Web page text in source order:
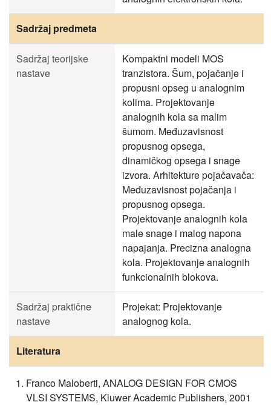
Sadržaj predmeta
Sadržaj teorijske
nastave
Kompaktni modeli MOS
tranzistora. Šum, pojačanje i
propusni opseg u analognim
kolima. Projektovanje
analognih kola sa malim
šumom. Međuzavisnost
propusnog opsega,
dinamičkog opsega i snage
izvora. Arhitekture pojačavača:
Međuzavisnost pojačanja i
propusnog opsega.
Projektovanje analognih kola
male snage i malog napona
napajanja. Precizna analogna
kola. Projektovanje analognih
funkcionalnih blokova.
Sadržaj praktične
nastave
Projekat: Projektovanje
analognog kola.
Literatura
Franco Maloberti, ANALOG DESIGN FOR CMOS
VLSI SYSTEMS, Kluwer Academic Publishers, 2001